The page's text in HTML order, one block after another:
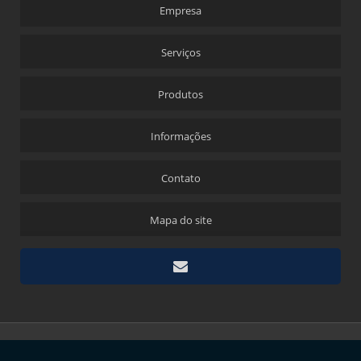
Empresa
Serviços
Produtos
Informações
Contato
Mapa do site